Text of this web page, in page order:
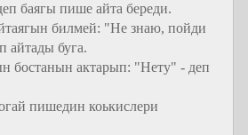
баягы пише айта береди.
билмей: "Не знаю, пойди
айтады буга.
бостанын актарып: "Нету" - деп
пишедин коькислери